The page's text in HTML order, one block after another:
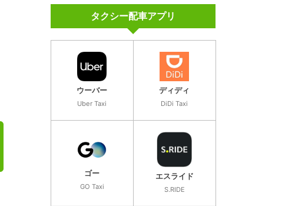
タクシー配車アプリ
ウーバー
Uber Taxi
ディディ
DiDi Taxi
ゴー
GO Taxi
エスライド
S.RIDE